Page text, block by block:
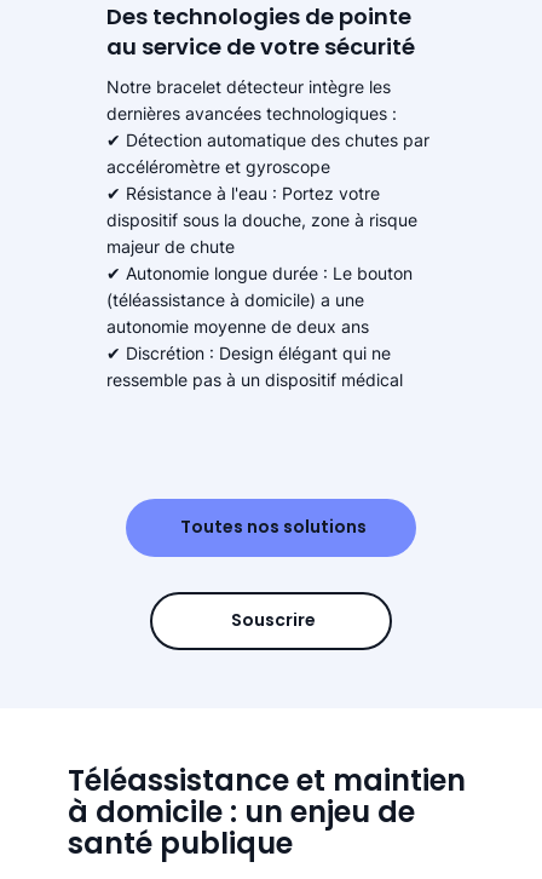
Des technologies de pointe
au service de votre sécurité
Notre bracelet détecteur intègre les
dernières avancées technologiques :
✔ Détection automatique des chutes par
accéléromètre et gyroscope
✔ Résistance à l'eau : Portez votre
dispositif sous la douche, zone à risque
majeur de chute
✔ Autonomie longue durée : Le bouton
(téléassistance à domicile) a une
autonomie moyenne de deux ans
✔ Discrétion : Design élégant qui ne
ressemble pas à un dispositif médical
Toutes nos solutions
Souscrire
Téléassistance et maintien
à domicile : un enjeu de
santé publique